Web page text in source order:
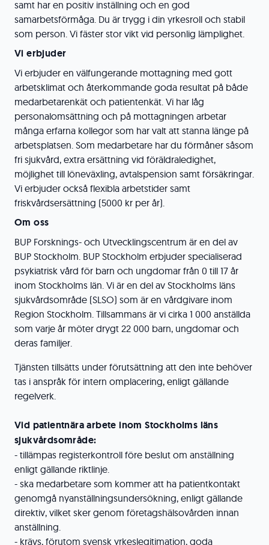
samt har en positiv inställning och en god
samarbetsförmåga. Du är trygg i din yrkesroll och stabil
som person. Vi fäster stor vikt vid personlig lämplighet.
Vi erbjuder
Vi erbjuder en välfungerande mottagning med gott
arbetsklimat och återkommande goda resultat på både
medarbetarenkät och patientenkät. Vi har låg
personalomsättning och på mottagningen arbetar
många erfarna kollegor som har valt att stanna länge på
arbetsplatsen. Som medarbetare har du förmåner såsom
fri sjukvård, extra ersättning vid föräldraledighet,
möjlighet till löneväxling, avtalspension samt försäkringar.
Vi erbjuder också flexibla arbetstider samt
friskvårdsersättning (5000 kr per år).
Om oss
BUP Forsknings- och Utvecklingscentrum är en del av
BUP Stockholm. BUP Stockholm erbjuder specialiserad
psykiatrisk vård för barn och ungdomar från 0 till 17 år
inom Stockholms län. Vi är en del av Stockholms läns
sjukvårdsområde (SLSO) som är en vårdgivare inom
Region Stockholm. Tillsammans är vi cirka 1 000 anställda
som varje år möter drygt 22 000 barn, ungdomar och
deras familjer.
Tjänsten tillsätts under förutsättning att den inte behöver
tas i anspråk för intern omplacering, enligt gällande
regelverk.
Vid patientnära arbete inom Stockholms läns
sjukvårdsområde:
- tillämpas registerkontroll före beslut om anställning
enligt gällande riktlinje.
- ska medarbetare som kommer att ha patientkontakt
genomgå nyanställningsundersökning, enligt gällande
direktiv, vilket sker genom företagshälsovården innan
anställning.
- krävs, förutom svensk yrkeslegitimation, goda